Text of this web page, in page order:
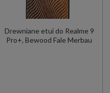
Drewniane etui do Realme 9
Pro+, Bewood Fale Merbau